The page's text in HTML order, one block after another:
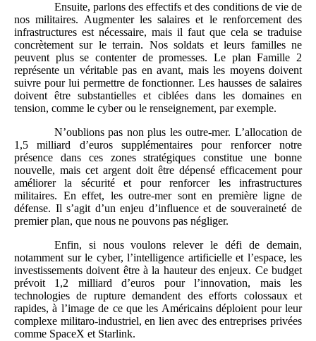
Ensuite, parlons des effectifs et des conditions de vie de
nos militaires. Augmenter les salaires et le renforcement des
infrastructures est nécessaire, mais il faut que cela se traduise
concrètement sur le terrain. Nos soldats et leurs familles ne
peuvent plus se contenter de promesses. Le plan Famille 2
représente un véritable pas en avant, mais les moyens doivent
suivre pour lui permettre de fonctionner. Les hausses de salaires
doivent être substantielles et ciblées dans les domaines en
tension, comme le cyber ou le renseignement, par exemple.
N’oublions pas non plus les outre-mer. L’allocation de
1,5 milliard d’euros supplémentaires pour renforcer notre
présence dans ces zones stratégiques constitue une bonne
nouvelle, mais cet argent doit être dépensé efficacement pour
améliorer la sécurité et pour renforcer les infrastructures
militaires. En effet, les outre-mer sont en première ligne de
défense. Il s’agit d’un enjeu d’influence et de souveraineté de
premier plan, que nous ne pouvons pas négliger.
Enfin, si nous voulons relever le défi de demain,
notamment sur le cyber, l’intelligence artificielle et l’espace, les
investissements doivent être à la hauteur des enjeux. Ce budget
prévoit 1,2 milliard d’euros pour l’innovation, mais les
technologies de rupture demandent des efforts colossaux et
rapides, à l’image de ce que les Américains déploient pour leur
complexe militaro-industriel, en lien avec des entreprises privées
comme SpaceX et Starlink.